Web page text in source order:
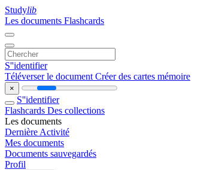
Studylib
Les documents Flashcards
S''identifier
Téléverser le document Créer des cartes mémoire
×
S''identifier
Flashcards Des collections
Les documents
Dernière Activité
Mes documents
Documents sauvegardés
Profil